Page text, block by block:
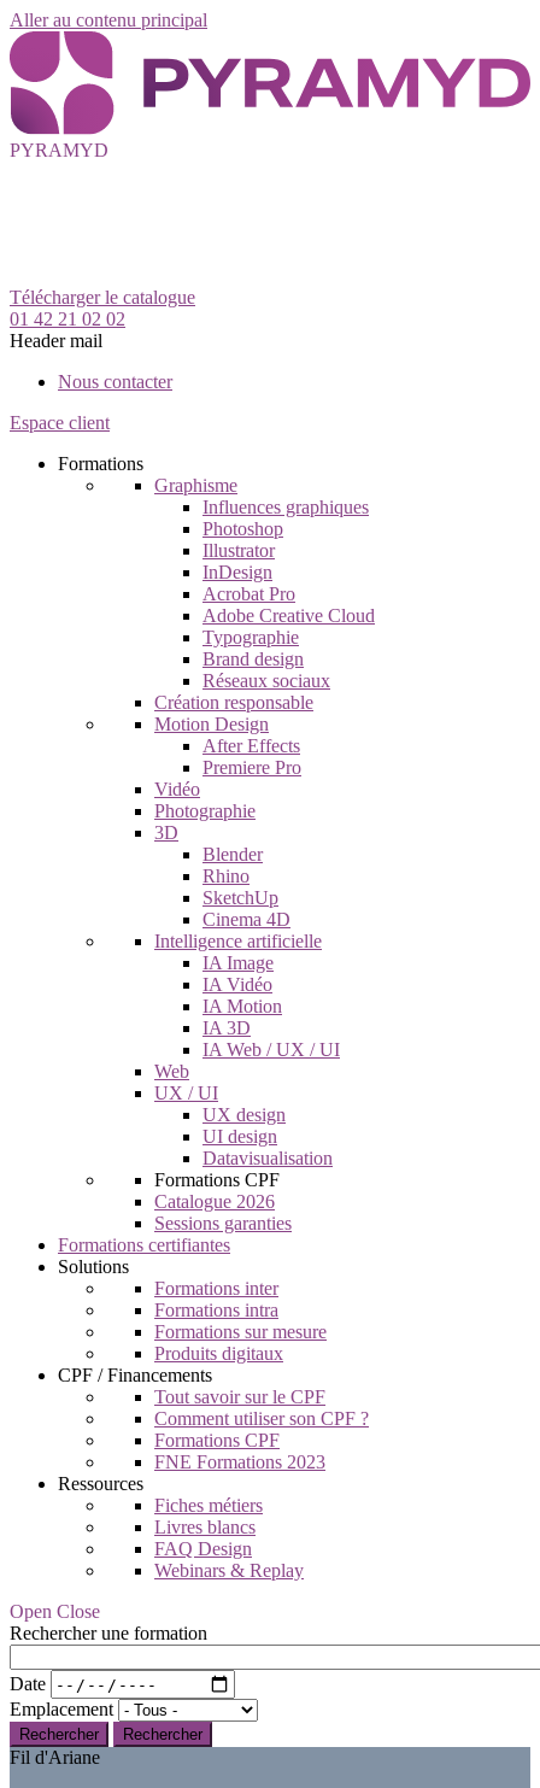
Aller au contenu principal
PYRAMYD
Télécharger le catalogue
01 42 21 02 02
Header mail
Nous contacter
Espace client
Formations
Graphisme
Influences graphiques
Photoshop
Illustrator
InDesign
Acrobat Pro
Adobe Creative Cloud
Typographie
Brand design
Réseaux sociaux
Création responsable
Motion Design
After Effects
Premiere Pro
Vidéo
Photographie
3D
Blender
Rhino
SketchUp
Cinema 4D
Intelligence artificielle
IA Image
IA Vidéo
IA Motion
IA 3D
IA Web / UX / UI
Web
UX / UI
UX design
UI design
Datavisualisation
Formations CPF
Catalogue 2026
Sessions garanties
Formations certifiantes
Solutions
Formations inter
Formations intra
Formations sur mesure
Produits digitaux
CPF / Financements
Tout savoir sur le CPF
Comment utiliser son CPF ?
Formations CPF
FNE Formations 2023
Ressources
Fiches métiers
Livres blancs
FAQ Design
Webinars & Replay
Open Close
Rechercher une formation
Date
Emplacement
Rechercher
Fil d'Ariane